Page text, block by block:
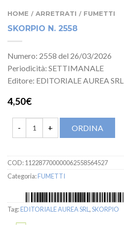
HOME / ARRETRATI / FUMETTI
SKORPIO N. 2558
Numero: 2558 del 26/03/2026
Periodicità: SETTIMANALE
Editore: EDITORIALE AUREA SRL
4,50€
ORDINA
COD:112287700000062558564527
Categoria:FUMETTI
Tag:EDITORIALE AUREA SRL ,SKORPIO